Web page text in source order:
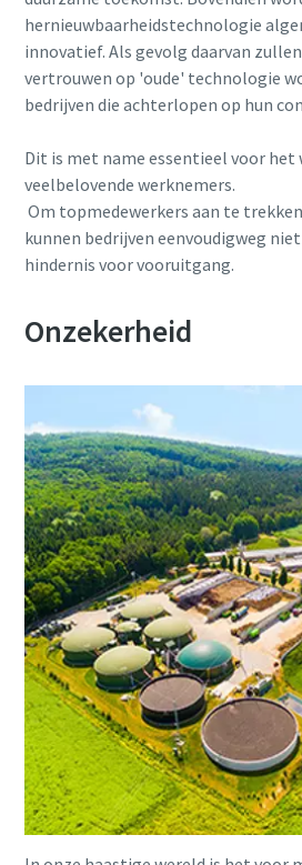
hernieuwbaarheidstechnologie
innovatief. Als gevolg daarvan
vertrouwen op 'oude' technologie
bedrijven die achterlopen op hun
Dit is met name essentieel voor het
veelbelovende werknemers.
Om topmedewerkers aan te
kunnen bedrijven eenvoudigweg
hindernis voor vooruitgang.
Onzekerheid